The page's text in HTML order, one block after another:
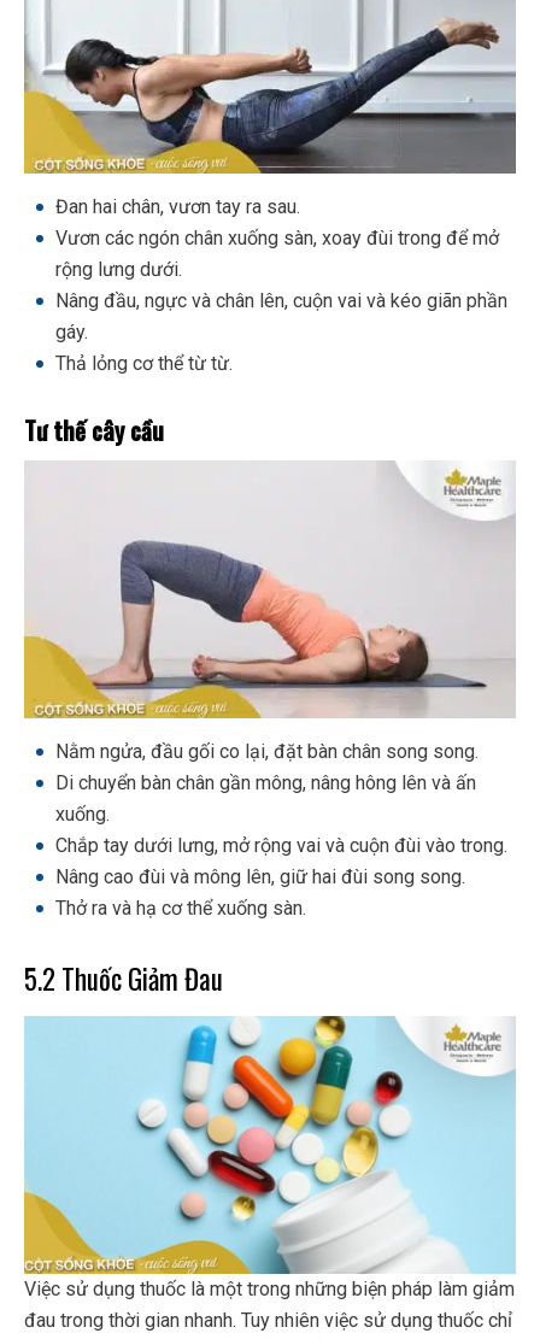
Đan hai chân, vươn tay ra sau.
Vươn các ngón chân xuống sàn, xoay đùi trong để mở
rộng lưng dưới.
Nâng đầu, ngực và chân lên, cuộn vai và kéo giãn phần
gáy.
Thả lỏng cơ thể từ từ.
Tư thế cây cầu
Nằm ngửa, đầu gối co lại, đặt bàn chân song song.
Di chuyển bàn chân gần mông, nâng hông lên và ấn
xuống.
Chắp tay dưới lưng, mở rộng vai và cuộn đùi vào trong.
Nâng cao đùi và mông lên, giữ hai đùi song song.
Thở ra và hạ cơ thể xuống sàn.
5.2 Thuốc Giảm Đau
Việc sử dụng thuốc là một trong những biện pháp làm giảm
đau trong thời gian nhanh. Tuy nhiên việc sử dụng thuốc chỉ